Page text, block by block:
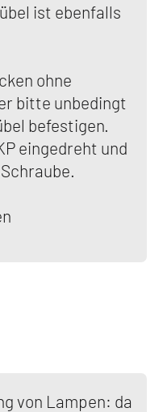
ist ebenfalls
ohne
bitte unbedingt
befestigen.
eingedreht und
von Lampen: da